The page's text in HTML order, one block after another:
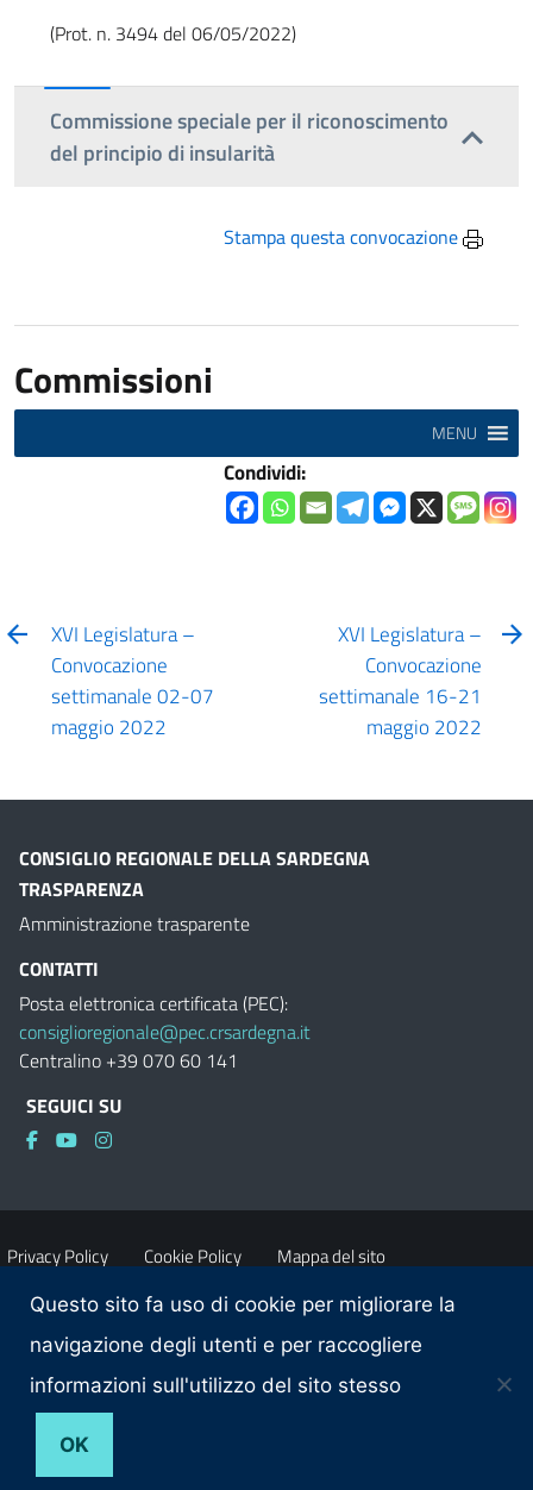
(Prot. n. 3494 del 06/05/2022)
Commissione speciale per il riconoscimento
del principio di insularità
Stampa questa convocazione
Commissioni
MENU
Condividi:
XVI Legislatura –
Convocazione
settimanale 02-07
maggio 2022
XVI Legislatura –
Convocazione
settimanale 16-21
maggio 2022
CONSIGLIO REGIONALE DELLA SARDEGNA
TRASPARENZA
Amministrazione trasparente
CONTATTI
Posta elettronica certificata (PEC):
consiglioregionale@pec.crsardegna.it
Centralino +39 070 60 141
SEGUICI SU
Privacy Policy Cookie Policy Mappa del sito
Accessibilità Dichiarazione di accessibilità
Obiettivi di accessibilità Contatti
Questo sito fa uso di cookie per migliorare la
navigazione degli utenti e per raccogliere
informazioni sull'utilizzo del sito stesso
OK